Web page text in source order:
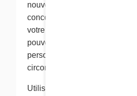
nouveau le site, pour
concours et tirages au sort et
votre expérience sur le site
pouvons associer des
personnels à un fichier cookie
circonstances.
Utilisez les options de votre